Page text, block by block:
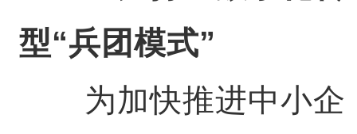
型“兵团模式”
为加快推进中小企